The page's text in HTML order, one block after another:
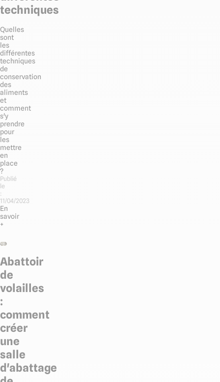
techniques
Quelles
sont
les
différentes
techniques
de
conservation
des
aliments
et
comment
s'y
prendre
pour
les
mettre
en
place
?
Publié
le
:
11/04/2023
En
savoir
+
Abattoir
de
volailles
:
comment
créer
une
salle
d'abattage